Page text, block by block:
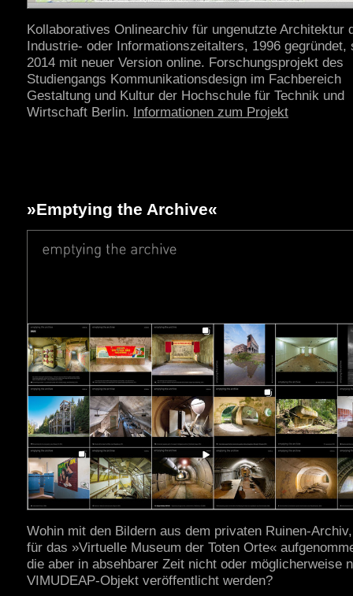
Kollaboratives Onlinearchiv für ungenutzte Architektur
Industrie- oder Informationszeitalters, 1996 gegründet,
2014 mit neuer Version online. Forschungsprojekt des
Studiengangs Kommunikationsdesign im Fachbereich
Gestaltung und Kultur der Hochschule für Technik und
Wirtschaft Berlin. Informationen zum Projekt
»Emptying the Archive«
Wohin mit den Bildern aus dem privaten Ruinen-
für das »Virtuelle Museum der Toten Orte«
die aber in absehbarer Zeit nicht oder möglicherweise
VIMUDEAP-Objekt veröffentlicht werden?